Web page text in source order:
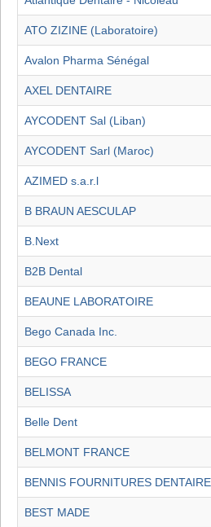
ATO ZIZINE (Laboratoire)
Avalon Pharma Sénégal
AXEL DENTAIRE
AYCODENT Sal (Liban)
AYCODENT Sarl (Maroc)
AZIMED s.a.r.l
B BRAUN AESCULAP
B.Next
B2B Dental
BEAUNE LABORATOIRE
Bego Canada Inc.
BEGO FRANCE
BELISSA
Belle Dent
BELMONT FRANCE
BENNIS FOURNITURES
BEST MADE